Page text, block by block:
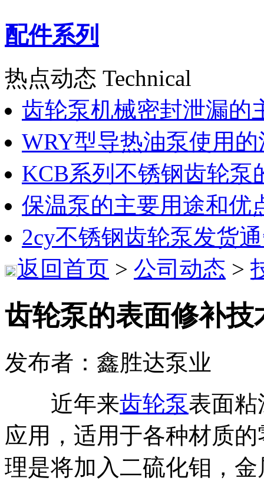
配件系列
热点动态 Technical
齿轮泵机械密封泄漏的
WRY型导热油泵使用
KCB系列不锈钢齿轮泵
保温泵的主要用途和优
2cy不锈钢齿轮泵发货
返回首页 > 公司动态 >
齿轮泵的表面修补技
发布者：鑫胜达泵业
近年来齿轮泵表面
应用，适用于各种材质
理是将加入二硫化钼，